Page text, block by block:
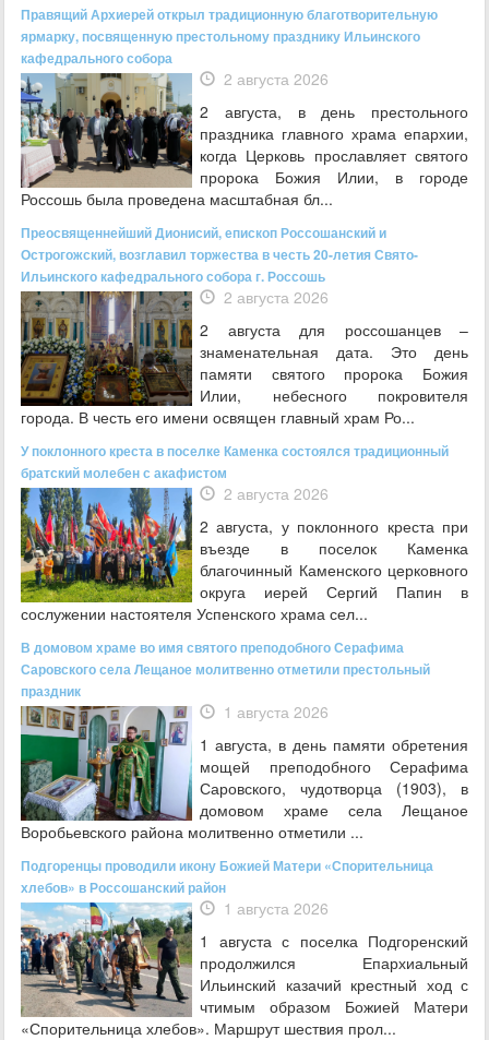
Правящий Архиерей открыл традиционную благотворительную
ярмарку, посвященную престольному празднику Ильинского
кафедрального собора
2 августа 2026
2 августа, в день престольного
праздника главного храма епархии,
когда Церковь прославляет святого
пророка Божия Илии, в городе
Россошь была проведена масштабная бл...
Преосвященнейший Дионисий, епископ Россошанский и
Острогожский, возглавил торжества в честь 20-летия Свято-
Ильинского кафедрального собора г. Россошь
2 августа 2026
2 августа для россошанцев –
знаменательная дата. Это день
памяти святого пророка Божия
Илии, небесного покровителя
города. В честь его имени освящен главный храм Ро...
У поклонного креста в поселке Каменка состоялся традиционный
братский молебен с акафистом
2 августа 2026
2 августа, у поклонного креста при
въезде в поселок Каменка
благочинный Каменского церковного
округа иерей Сергий Папин в
сослужении настоятеля Успенского храма сел...
В домовом храме во имя святого преподобного Серафима
Саровского села Лещаное молитвенно отметили престольный
праздник
1 августа 2026
1 августа, в день памяти обретения
мощей преподобного Серафима
Саровского, чудотворца (1903), в
домовом храме села Лещаное
Воробьевского района молитвенно отметили ...
Подгоренцы проводили икону Божией Матери «Спорительница
хлебов» в Россошанский район
1 августа 2026
1 августа с поселка Подгоренский
продолжился Епархиальный
Ильинский казачий крестный ход с
чтимым образом Божией Матери
«Спорительница хлебов». Маршрут шествия прол...